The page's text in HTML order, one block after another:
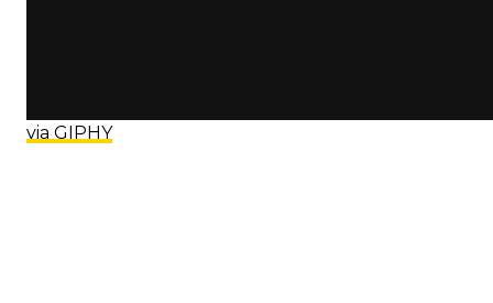
via GIPHY